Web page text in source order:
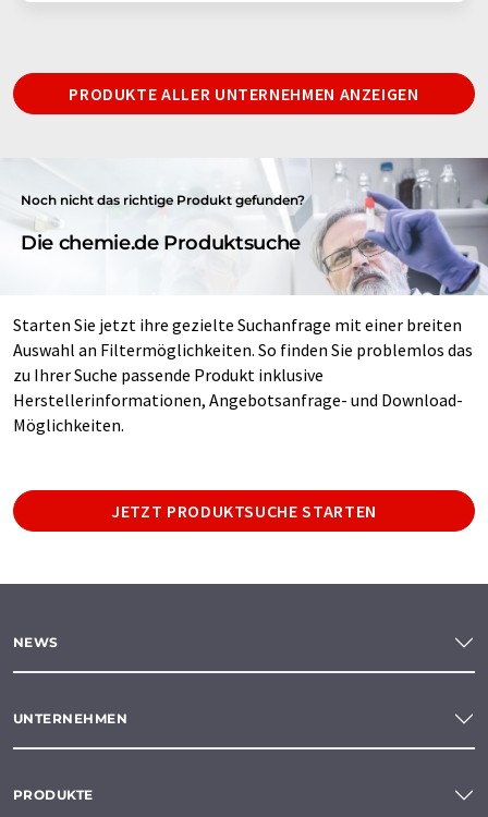
PRODUKTE ALLER UNTERNEHMEN ANZEIGEN
Noch nicht das richtige Produkt gefunden?
Die chemie.de Produktsuche
Starten Sie jetzt ihre gezielte Suchanfrage mit einer breiten
Auswahl an Filtermöglichkeiten. So finden Sie problemlos das
zu Ihrer Suche passende Produkt inklusive
Herstellerinformationen, Angebotsanfrage- und Download-
Möglichkeiten.
JETZT PRODUKTSUCHE STARTEN
NEWS
UNTERNEHMEN
PRODUKTE